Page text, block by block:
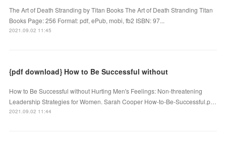
The Art of Death Stranding by Titan Books The Art of Death Stranding Titan
Books Page: 256 Format: pdf, ePub, mobi, fb2 ISBN: 97...
2021.09.02 11:45
{pdf download} How to Be Successful without
How to Be Successful without Hurting Men's Feelings: Non-threatening
Leadership Strategies for Women. Sarah Cooper How-to-Be-Successful.p…
2021.09.02 11:44